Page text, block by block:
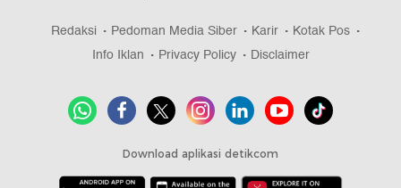
Redaksi Pedoman Media Siber Karir
Kotak Pos
Info Iklan
Privacy Policy Disclaimer
Download aplikasi detikcom